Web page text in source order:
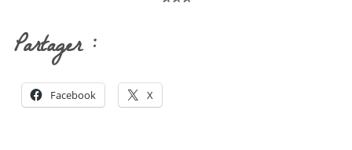
Partager :
Facebook X